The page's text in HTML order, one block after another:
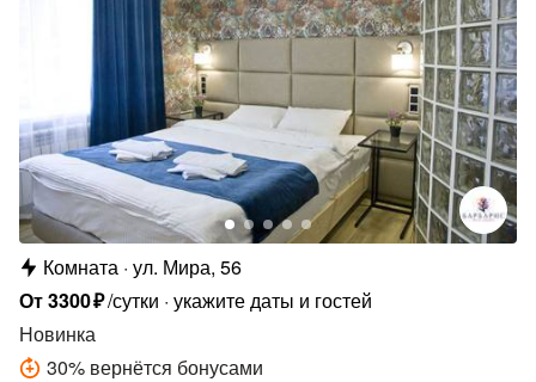
Комната ул. Мира, 56
От3300₽/сутки укажите даты и гостей
Новинка
30% вернётся бонусами